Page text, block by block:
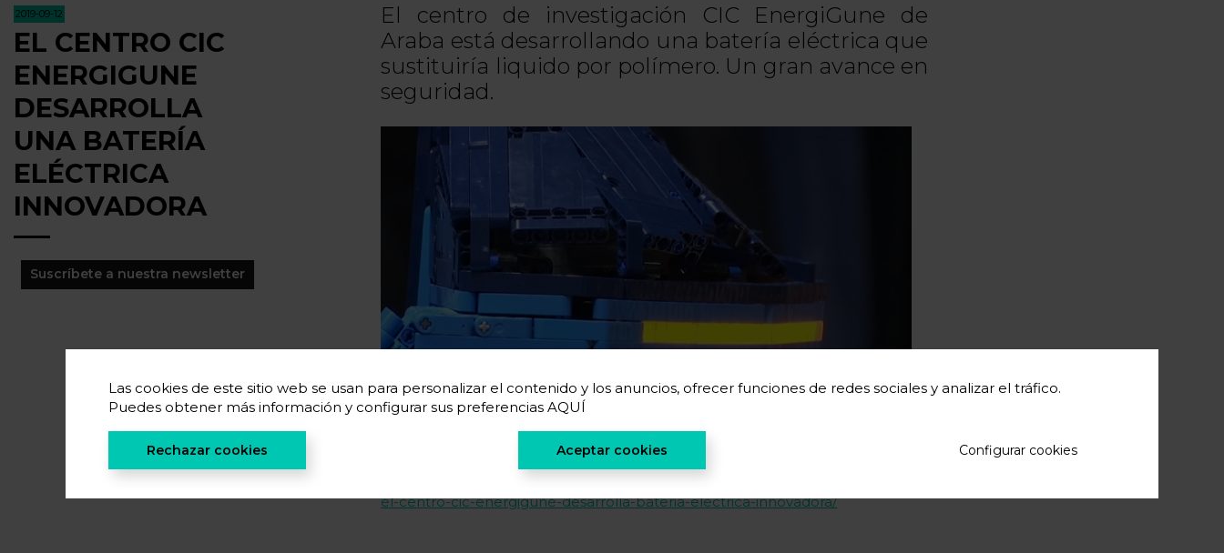
2019-09-12
EL CENTRO CIC
ENERGIGUNE
DESARROLLA
UNA BATERÍA
ELÉCTRICA
INNOVADORA
Suscríbete a nuestra newsletter
El centro de investigación CIC EnergiGune de
Araba está desarrollando una batería eléctrica que
sustituiría liquido por polímero. Un gran avance en
seguridad.
el-centro-cic-energigune-desarrolla-bateria-electrica-innovadora/
Las cookies de este sitio web se usan para personalizar el contenido y los anuncios, ofrecer funciones de redes sociales y analizar el tráfico.
Puedes obtener más información y configurar sus preferencias AQUÍ
Rechazar cookies Aceptar cookies Configurar cookies